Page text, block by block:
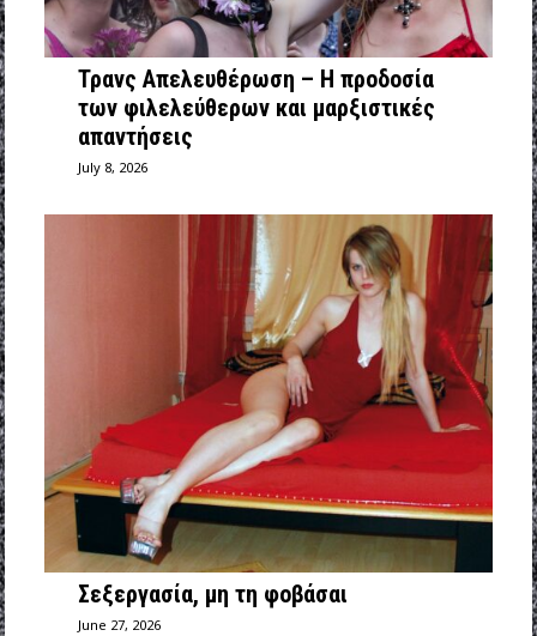
Τρανς Απελευθέρωση – Η προδοσία
των φιλελεύθερων και μαρξιστικές
απαντήσεις
July 8, 2026
Σεξεργασία, μη τη φοβάσαι
June 27, 2026